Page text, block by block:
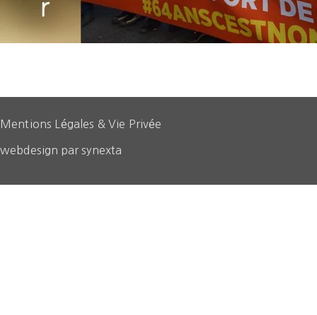
Mentions Légales & Vie Privée
webdesign par synexta